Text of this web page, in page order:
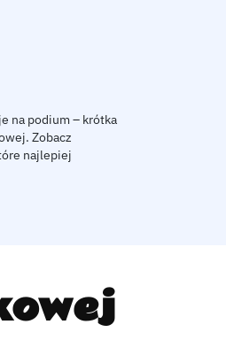
na podium – krótka
Zobacz
najlepiej